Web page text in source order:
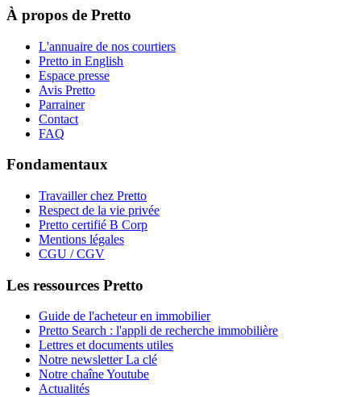
À propos de Pretto
L'annuaire de nos courtiers
Pretto in English
Espace presse
Avis Pretto
Parrainer
Contact
FAQ
Fondamentaux
Travailler chez Pretto
Respect de la vie privée
Pretto certifié B Corp
Mentions légales
CGU / CGV
Les ressources Pretto
Guide de l'acheteur en immobilier
Pretto Search : l'appli de recherche immobilière
Lettres et documents utiles
Notre newsletter La clé
Notre chaîne Youtube
Actualités